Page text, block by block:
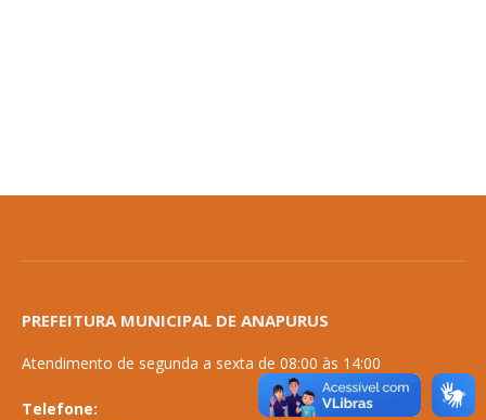
PREFEITURA MUNICIPAL DE ANAPURUS
Atendimento de segunda a sexta de 08:00 às 14:00
Telefone: